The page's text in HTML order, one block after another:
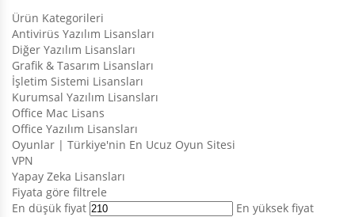
Ürün Kategorileri
Antivirüs Yazılım Lisansları
Diğer Yazılım Lisansları
Grafik & Tasarım Lisansları
İşletim Sistemi Lisansları
Kurumsal Yazılım Lisansları
Office Mac Lisans
Office Yazılım Lisansları
Oyunlar | Türkiye'nin En Ucuz Oyun Sitesi
VPN
Yapay Zeka Lisansları
Fiyata göre filtrele
En düşük fiyat
En yüksek fiyat